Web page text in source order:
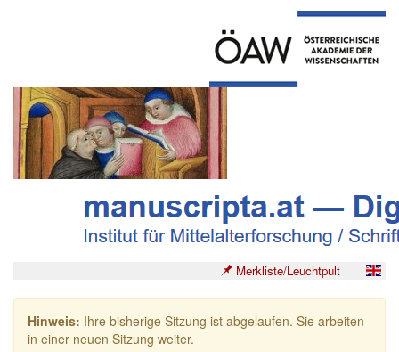
Merkliste/Leuchtpult
Hinweis: Ihre bisherige Sitzung ist abgelaufen. Sie arbeiten
in einer neuen Sitzung weiter.